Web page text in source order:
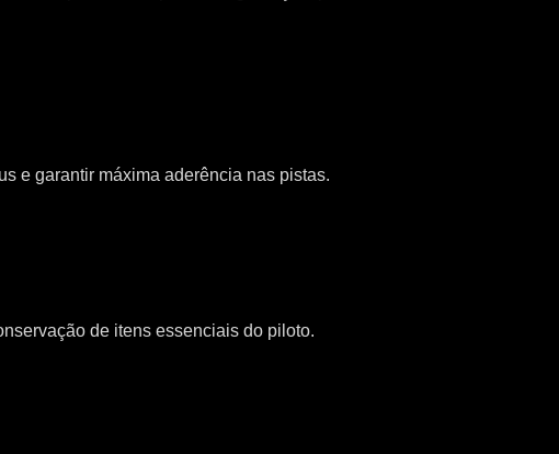
e garantir máxima aderência nas pistas.
de itens essenciais do piloto.